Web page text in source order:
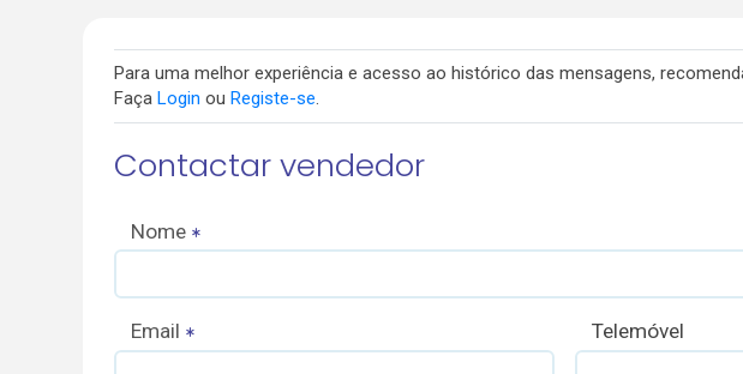
Para uma melhor experiência e acesso ao histórico das mensagens,
Faça Login ou Registe-se.
Contactar vendedor
Nome
Email Telemóvel